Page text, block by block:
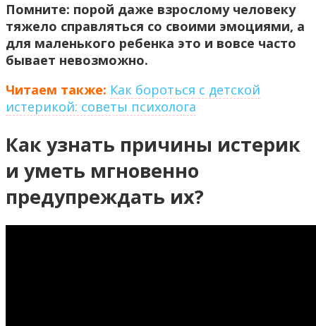
Помните: порой даже взрослому человеку
тяжело справляться со своими эмоциями, а
для маленького ребенка это и вовсе часто
бывает невозможно.
Читаем также: Как бороться с детской
истерикой: советы психолога
Как узнать причины истерик
и уметь мгновенно
предупреждать их?